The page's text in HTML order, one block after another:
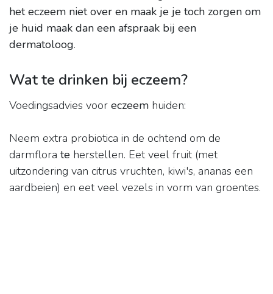
het eczeem niet over en maak je je toch zorgen om
je huid maak dan een afspraak bij een
dermatoloog.
Wat te drinken bij eczeem?
Voedingsadvies voor eczeem huiden:
Neem extra probiotica in de ochtend om de
darmflora te herstellen. Eet veel fruit (met
uitzondering van citrus vruchten, kiwi's, ananas een
aardbeien) en eet veel vezels in vorm van groentes.